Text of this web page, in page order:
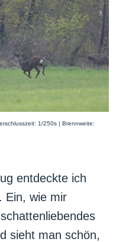
1/250s | Brennweite:
entdeckte ich
Ein, wie mir
sieht man schön,